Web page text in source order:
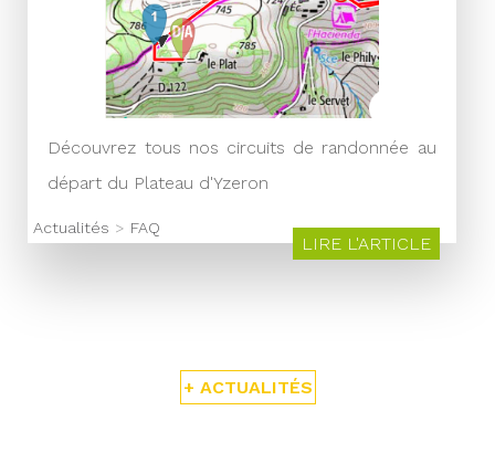
Découvrez tous nos circuits de randonnée au
départ du Plateau d'Yzeron
Actualités > FAQ
LIRE L'ARTICLE
+ ACTUALITÉS